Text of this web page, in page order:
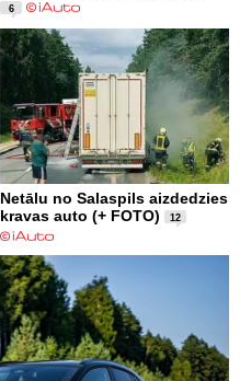
6
Netālu no Salaspils aizdedzies
kravas auto (+ FOTO)
12